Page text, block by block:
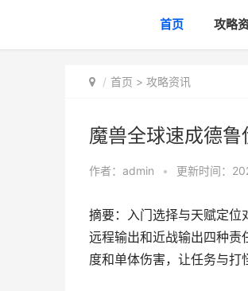
首页 攻略
首页 > 攻略资讯
魔兽全球速成德鲁
作者： admin • 更新时间：
摘要：入门选择与天赋定位
远程输出和近战输出四种责
度和单体伤害，让任务与